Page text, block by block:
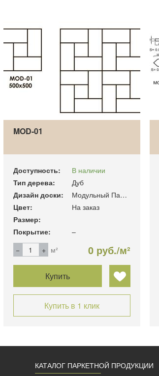
MOD-01
Доступность:
В наличии
Тип дерева:
Дуб
Дизайн доски:
Модульный Паркет
Цвет:
На заказ
Размер:
Покрытие:
–
м²
0 руб./м²
Купить
Купить в 1 клик
КАТАЛОГ ПАРКЕТНОЙ ПРОДУКЦИИ